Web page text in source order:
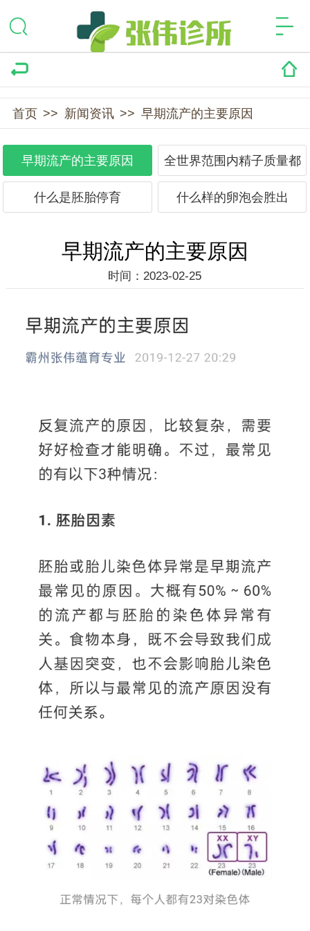
首页 >> 新闻资讯 >> 早期流产的主要原因
早期流产的主要原因 全世界范围内精子质量都
下降
什么是胚胎停育 什么样的卵泡会胜出
早期流产的主要原因
时间：2023-02-25